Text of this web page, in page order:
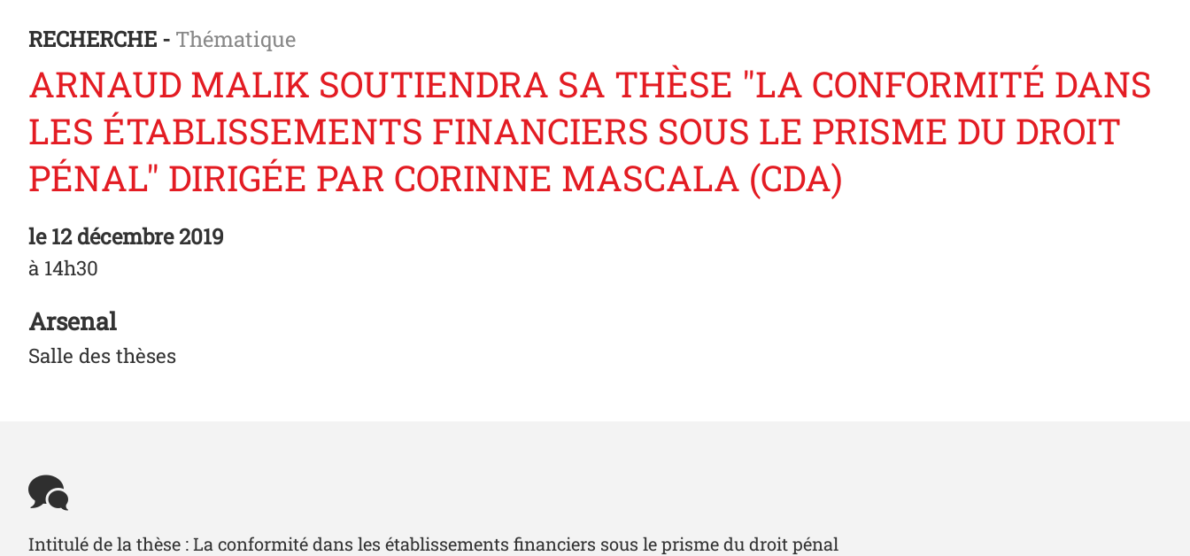
RECHERCHE - Thématique
ARNAUD MALIK SOUTIENDRA SA THÈSE "LA CONFORMITÉ DANS
LES ÉTABLISSEMENTS FINANCIERS SOUS LE PRISME DU DROIT
PÉNAL" DIRIGÉE PAR CORINNE MASCALA (CDA)
le12 décembre 2019
à 14h30
Arsenal
Salle des thèses
Intitulé de la thèse : La conformité dans les établissements financiers sous le prisme du droit pénal